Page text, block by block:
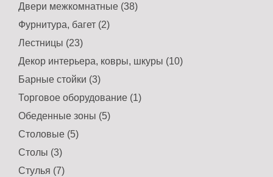
Двери межкомнатные (38)
Фурнитура, багет (2)
Лестницы (23)
Декор интерьера, ковры, шкуры (10)
Барные стойки (3)
Торговое оборудование (1)
Обеденные зоны (5)
Столовые (5)
Столы (3)
Стулья (7)